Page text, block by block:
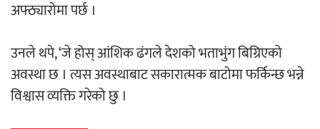
अफ्ठ्यारोमा पर्छ ।
उनले थपे, ‘जे होस् आंशिक ढंगले देशको भताभुंग बिग्रिएको
अवस्था छ । त्यस अवस्थाबाट सकारात्मक बाटोमा फर्किन्छ भन्ने
विश्वास व्यक्ति गरेको छु ।